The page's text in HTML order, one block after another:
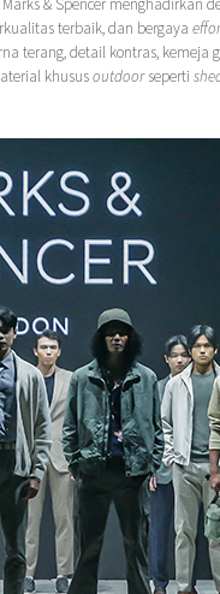
& Spencer menghadirkan
terbaik, dan bergaya
terang, detail kontras, kemeja
khususoutdoorseperti